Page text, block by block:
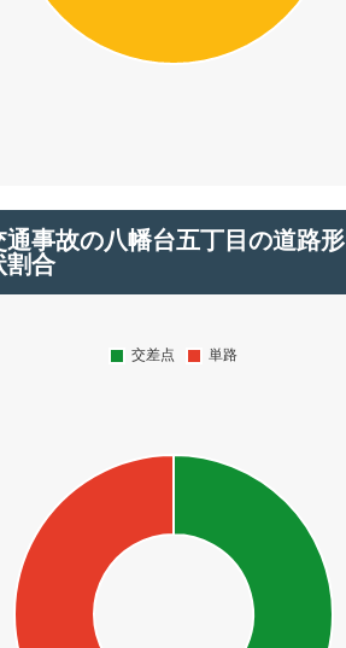
通事故の八幡台五丁目の道路形
割合